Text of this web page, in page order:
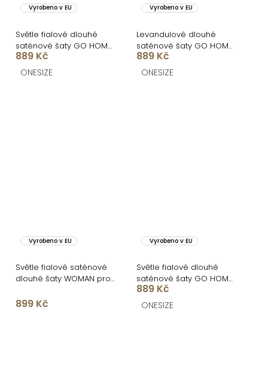
Vyrobeno v EU
Světle fialové dlouhé
saténové šaty GO HOME
s rozparkem
889 Kč
ONESIZE
Vyrobeno v EU
Levandulové dlouhé
saténové šaty GO HOME
s krátkým rukávem
889 Kč
ONESIZE
Vyrobeno v EU
Světle fialové saténové
dlouhé šaty WOMAN pro
899 Kč
Vyrobeno v EU
Světle fialové dlouhé
saténové šaty GO HOME
pro družičky
889 Kč
ONESIZE